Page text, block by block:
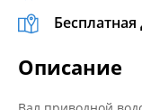
Бесплатная
Описание